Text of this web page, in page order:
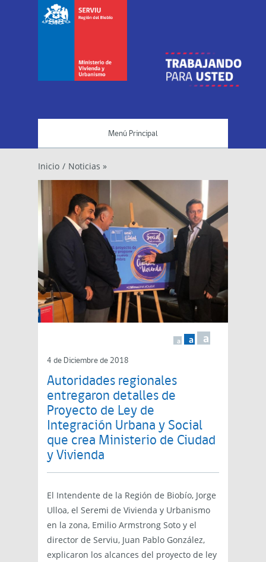
Menú Principal
Inicio / Noticias »
a a a
4 de Diciembre de 2018
Autoridades regionales
entregaron detalles de
Proyecto de Ley de
Integración Urbana y Social
que crea Ministerio de Ciudad
y Vivienda
El Intendente de la Región de Biobío, Jorge
Ulloa, el Seremi de Vivienda y Urbanismo
en la zona, Emilio Armstrong Soto y el
director de Serviu, Juan Pablo González,
explicaron los alcances del proyecto de ley